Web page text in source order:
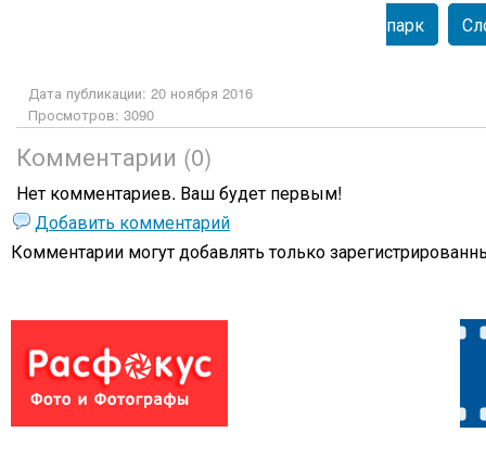
парк
Дата публикации: 20 ноября 2016
Просмотров: 3090
Комментарии (0)
Нет комментариев. Ваш будет первым!
Добавить комментарий
Комментарии могут добавлять только